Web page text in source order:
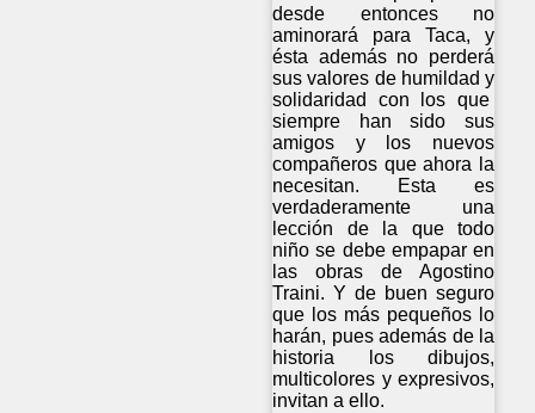
desde entonces no
aminorará para Taca, y
ésta además no perderá
sus valores de humildad y
solidaridad con los que
siempre han sido sus
amigos y los nuevos
compañeros que ahora la
necesitan. Esta es
verdaderamente una
lección de la que todo
niño se debe empapar en
las obras de Agostino
Traini. Y de buen seguro
que los más pequeños lo
harán, pues además de la
historia los dibujos,
multicolores y expresivos,
invitan a ello.